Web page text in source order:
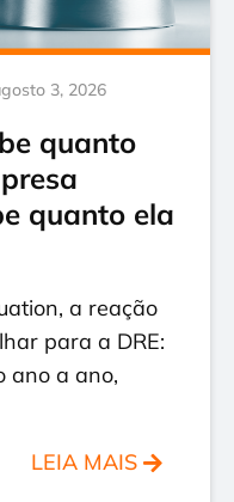
3, 2026
quanto
quanto ela
a reação
para a DRE:
ano a ano,
LEIA MAIS